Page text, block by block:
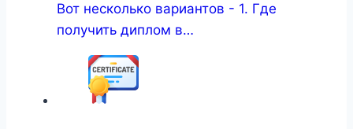
Вот несколько вариантов - 1. Где
получить диплом в…